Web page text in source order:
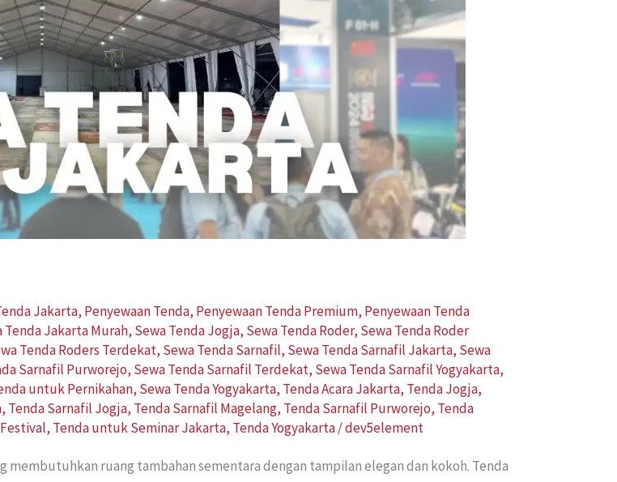
Jakarta, Penyewaan Tenda, Penyewaan Tenda Premium, Penyewaan Tenda
Tenda Jakarta Murah, Sewa Tenda Jogja, Sewa Tenda Roder, Sewa Tenda Roder
Tenda Roders Terdekat, Sewa Tenda Sarnafil, Sewa Tenda Sarnafil Jakarta, Sewa
Sarnafil Purworejo, Sewa Tenda Sarnafil Terdekat, Sewa Tenda Sarnafil Yogyakarta,
untuk Pernikahan, Sewa Tenda Yogyakarta, Tenda Acara Jakarta, Tenda Jogja,
, Tenda Sarnafil Jogja, Tenda Sarnafil Magelang, Tenda Sarnafil Purworejo, Tenda
, Tenda untuk Seminar Jakarta, Tenda Yogyakarta/dev5element
membutuhkan ruang tambahan sementara dengan tampilan elegan dan kokoh. Tenda